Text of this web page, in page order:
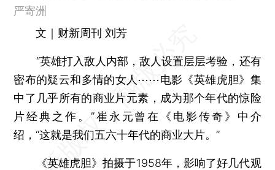
严寄洲
文｜财新周刊 刘芳
“英雄打入敌人内部，敌人设置层层考验，还有
密布的疑云和多情的女人⋯⋯电影《英雄虎胆》集
中了几乎所有的商业片元素，成为那个年代的惊险
片经典之作。”崔永元曾在《电影传奇》中介
绍，“这就是我们五六十年代的商业大片。”
《英雄虎胆》拍摄于1958年，影响了好几代观